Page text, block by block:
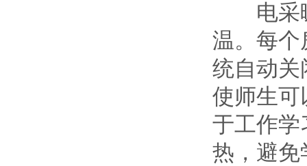
电采暖
温。每个
统自动关
使师生可
于工作学
热，避免